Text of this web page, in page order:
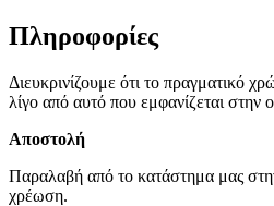
Πληροφορίες
Διευκρινίζουμε ότι το πραγματικό
λίγο από αυτό που εμφανίζεται στην
Αποστολή
Παραλαβή από το κατάστημα μας
χρέωση.